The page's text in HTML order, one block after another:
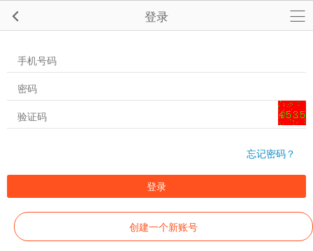
登录
忘记密码？
登录
创建一个新账号